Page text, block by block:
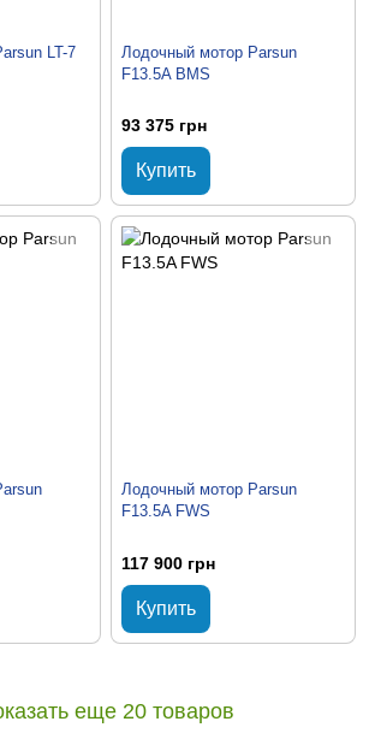
LT-7
Лодочный мотор Parsun
F13.5A BMS
93 375 грн
Купить
Лодочный мотор Parsun
F13.5A FWS
117 900 грн
Купить
еще 20 товаров